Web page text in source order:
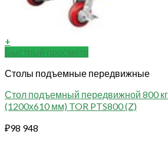
+
Быстрый просмотр
Столы подъемные передвижные
Стол подъемный передвижной 800
(1200х610 мм) TOR PTS800 (Z)
₽98 948